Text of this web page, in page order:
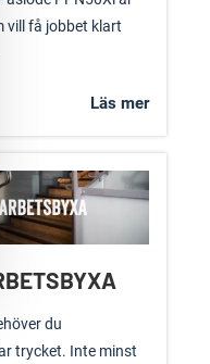
vill få jobbet klart
Läs mer
du
trycket. Inte minst